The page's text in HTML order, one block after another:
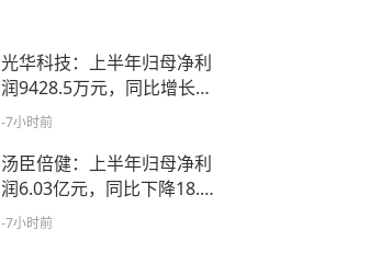
光华科技：上半年归母净利
润9428.5万元，同比增长6
7.56%
-7小时前
汤臣倍健：上半年归母净利
润6.03亿元，同比下降18.1
1%
-7小时前